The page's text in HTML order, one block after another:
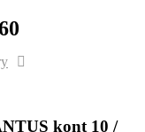
kont 10 /